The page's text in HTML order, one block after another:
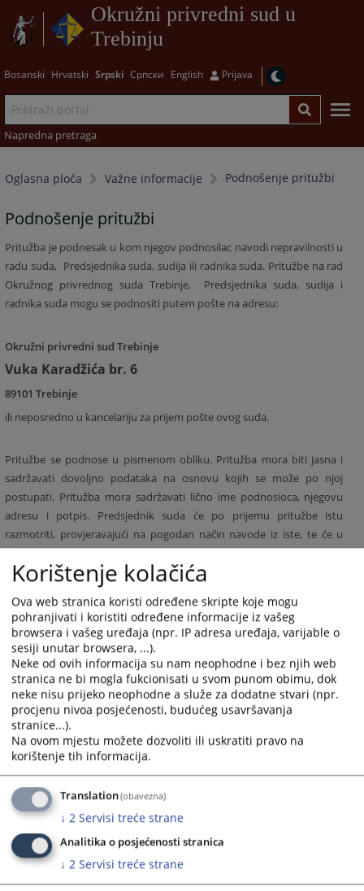
Okružni privredni sud u
Trebinju
Bosanski Hrvatski Srpski Српски English Prijava
Napredna pretraga
Oglasna ploča Važne informacije Podnošenje pritužbi
Podnošenje pritužbi
Pritužba je podnesak u kom njegov podnosilac navodi nepravilnosti u
radu suda, Predsjednika suda, sudija ili radnika suda. Pritužbe na rad
Okružnog privrednog suda Trebinje,
Predsjednika suda, sudija i
radnika suda mogu se podnositi putem pošte na adresu:
Okružni privredni sud Trebinje
Vuka Karadžića br. 6
89101 Trebinje
ili neposredno u kancelariju za prijem pošte ovog suda.
Pritužbe se podnose u pismenom obliku. Pritužba mora biti jasna i
sadržavati dovoljno podataka na osnovu kojih se može po njoj
postupati. Pritužba mora sadržavati lično ime podnosioca, njegovu
adresu i potpis. Predsjednik suda će po prijemu pritužbe istu
razmotriti, provjeravajući na pogodan način navode iz iste, te će u
pisanom obliku odgovoriti podnosiocu pritužbe.
Pritužbe na rad i ponašanje sudija mogu se dostaviti Visokom
sudskom i tužilačkom vijeću Bosne i Hercegovine - Kancelarija
disciplinskog tužioca, koji su jedini ovlašteni da razmatraju navedene
pritužbe i to na adresu:
Visoko sudsko i tužilačko vijeće Bosne i Hercegovine
Ul. Kraljice Jelene br.88
71000 Sarajevo
3639PREGLEDA
Korištenje kolačića
Ova web stranica koristi određene skripte koje mogu
pohranjivati i koristiti određene informacije iz vašeg
browsera i vašeg uređaja (npr. IP adresa uređaja, varijable o
sesiji unutar browsera, ...).
Neke od ovih informacija su nam neophodne i bez njih web
stranica ne bi mogla fukcionisati u svom punom obimu, dok
neke nisu prijeko neophodne a služe za dodatne stvari (npr.
procjenu nivoa posjećenosti, budućeg usavršavanja
stranice...).
Na ovom mjestu možete dozvoliti ili uskratiti pravo na
korištenje tih informacija.
Translation(obavezna)
↓ 2 Servisi treće strane
Analitika o posjećenosti stranica
↓ 2 Servisi treće strane